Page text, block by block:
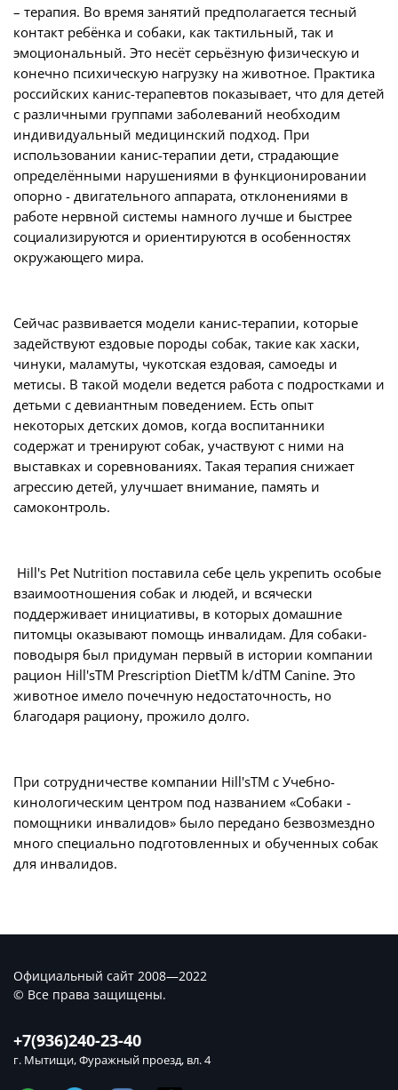
– терапия. Во время занятий предполагается тесный
контакт ребёнка и собаки, как тактильный, так и
эмоциональный. Это несёт серьёзную физическую и
конечно психическую нагрузку на животное. Практика
российских канис-терапевтов показывает, что для детей
с различными группами заболеваний необходим
индивидуальный медицинский подход. При
использовании канис-терапии дети, страдающие
определёнными нарушениями в функционировании
опорно - двигательного аппарата, отклонениями в
работе нервной системы намного лучше и быстрее
социализируются и ориентируются в особенностях
окружающего мира.
Сейчас развивается модели канис-терапии, которые
задействуют ездовые породы собак, такие как хаски,
чинуки, маламуты, чукотская ездовая, самоеды и
метисы. В такой модели ведется работа с подростками и
детьми с девиантным поведением. Есть опыт
некоторых детских домов, когда воспитанники
содержат и тренируют собак, участвуют с ними на
выставках и соревнованиях. Такая терапия снижает
агрессию детей, улучшает внимание, память и
самоконтроль.
Hill's Pet Nutrition поставила себе цель укрепить особые
взаимоотношения собак и людей, и всячески
поддерживает инициативы, в которых домашние
питомцы оказывают помощь инвалидам. Для собаки-
поводыря был придуман первый в истории компании
рацион Hill'sTM Prescription DietTM k/dTM Canine. Это
животное имело почечную недостаточность, но
благодаря рациону, прожило долго.
При сотрудничестве компании Hill'sTM с Учебно-
кинологическим центром под названием «Собаки -
помощники инвалидов» было передано безвозмездно
много специально подготовленных и обученных собак
для инвалидов.
+7(936)240-23-40
г. Мытищи, Фуражный проезд, вл. 4
Официальный сайт 2008—2022
© Все права защищены.